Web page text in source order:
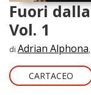
Fuori
Vol. 1
di Adrian Alphona,
CARTACEO